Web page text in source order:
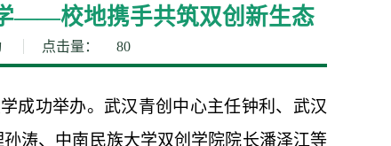
——校地携手共筑双创新生态
点击量： 80
成功举办。武汉青创中心主任钟利、武汉
涛、中南民族大学双创学院院长潘泽江等